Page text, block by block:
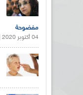
مفضوحة
04 أكتوبر 2020 |